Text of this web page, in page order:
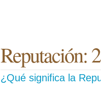
Reputación: 2
¿Qué significa la